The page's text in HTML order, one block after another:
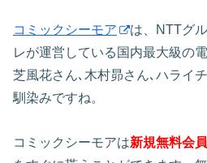
コミックシーモア
は、NTTグ
レが運営している国内最大級の
芝風花さん､木村昴さん､ハライ
馴染みですね。
コミックシーモアは新規無料会